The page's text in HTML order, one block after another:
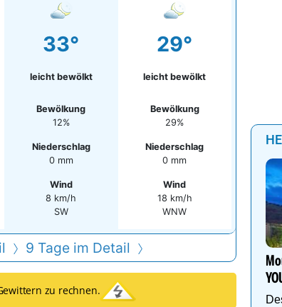
33°
leicht bewölkt
Bewölkung
12%
Niederschlag
0 mm
Wind
8 km/h
SW
29°
leicht bewölkt
Bewölkung
29%
Niederschlag
0 mm
Wind
18 km/h
WNW
9 Tage im Detail
zu rechnen.